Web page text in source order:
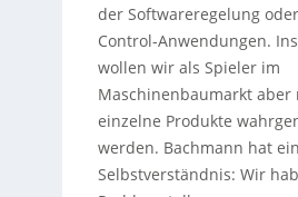
der Softwareregelung
Control-Anwendungen.
wollen wir als Spieler im
Maschinenbaumarkt
einzelne Produkte
werden. Bachmann hat
Selbstverständnis: Wir